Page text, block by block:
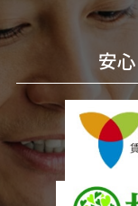
安